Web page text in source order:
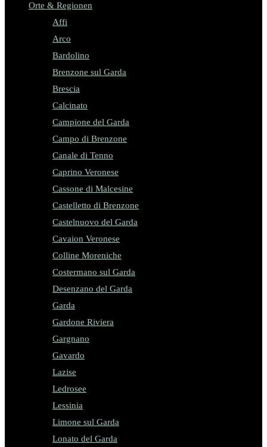
Orte & Regionen
Affi
Arco
Bardolino
Brenzone sul Garda
Brescia
Calcinato
Campione del Garda
Campo di Brenzone
Canale di Tenno
Caprino Veronese
Cassone di Malcesine
Castelletto di Brenzone
Castelnuovo del Garda
Cavaion Veronese
Colline Moreniche
Costermano sul Garda
Desenzano del Garda
Garda
Gardone Riviera
Gargnano
Gavardo
Lazise
Ledrosee
Lessinia
Limone sul Garda
Lonato del Garda